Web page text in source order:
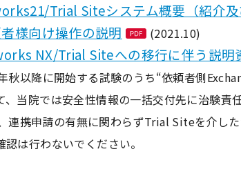
Trial Siteシステム概要（紹介及
様向け操作の説明 (2021.10)
NX/Trial Siteへの移行に伴う説明
以降に開始する試験のうち“依頼者側
院では安全性情報の一括交付先に治験責任
申請の有無に関わらずTrial Siteを介した
は行わないでください。